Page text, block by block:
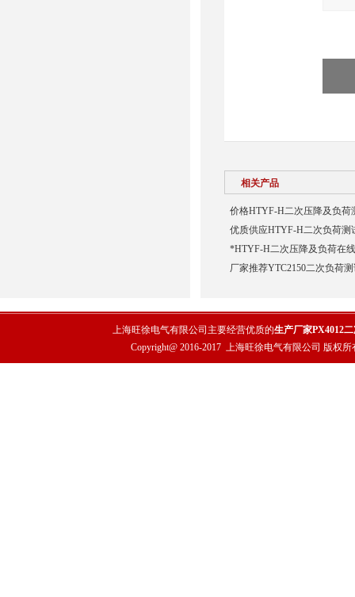
相关产品
价格HTYF-H二次压降及负荷
优质供应HTYF-H二次负荷测
*HTYF-H二次压降及负荷在
厂家推荐YTC2150二次负荷
上海旺徐电气有限公司主要经营优质的生产厂家PX4012
Copyright@ 2016-2017 上海旺徐电气有限公司 版权